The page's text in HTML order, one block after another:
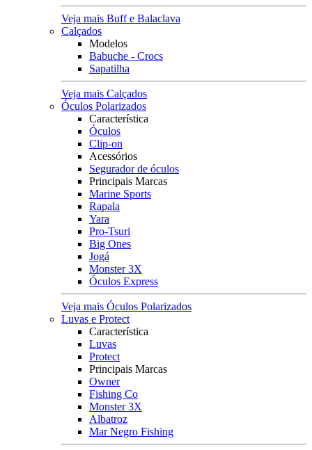
Veja mais Buff e Balaclava
Calçados
Modelos
Babuche - Crocs
Sapatilha
Veja mais Calçados
Óculos Polarizados
Característica
Óculos
Clip-on
Acessórios
Segurador de óculos
Principais Marcas
Marine Sports
Rapala
Yara
Pro-Tsuri
Big Ones
Jogá
Monster 3X
Óculos Express
Veja mais Óculos Polarizados
Luvas e Protect
Característica
Luvas
Protect
Principais Marcas
Owner
Fishing Co
Monster 3X
Albatroz
Mar Negro Fishing